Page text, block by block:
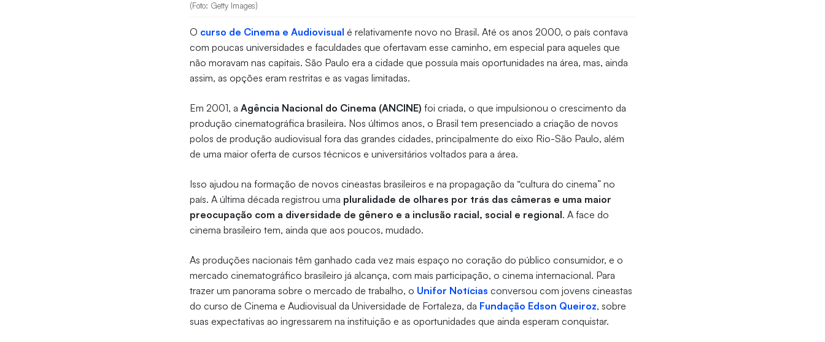
(Foto: Getty Images)
O curso de Cinema e Audiovisual é relativamente novo no Brasil. Até os anos 2000, o país contava
com poucas universidades e faculdades que ofertavam esse caminho, em especial para aqueles que
não moravam nas capitais. São Paulo era a cidade que possuía mais oportunidades na área, mas, ainda
assim, as opções eram restritas e as vagas limitadas.
Em 2001, aAgência Nacional do Cinema (ANCINE) foi criada, o que impulsionou o crescimento da
produção cinematográfica brasileira. Nos últimos anos, o Brasil tem presenciado a criação de novos
polos de produção audiovisual fora das grandes cidades, principalmente do eixo Rio-São Paulo, além
de uma maior oferta de cursos técnicos e universitários voltados para a área.
Isso ajudou na formação de novos cineastas brasileiros e na propagação da “cultura do cinema” no
país. A última década registrou uma pluralidade de olhares por trás das câmeras e uma maior
preocupação com a diversidade de gênero e a inclusão racial, social e regional. A face do
cinema brasileiro tem, ainda que aos poucos, mudado.
As produções nacionais têm ganhado cada vez mais espaço no coração do público consumidor, e o
mercado cinematográfico brasileiro já alcança, com mais participação, o cinema internacional. Para
trazer um panorama sobre o mercado de trabalho, o Unifor Notícias conversou com jovens cineastas
do curso de Cinema e Audiovisual da Universidade de Fortaleza, da Fundação Edson Queiroz, sobre
suas expectativas ao ingressarem na instituição e as oportunidades que ainda esperam conquistar.